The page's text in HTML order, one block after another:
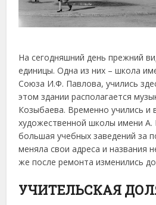
На сегодняшний день прежний
единицы. Одна из них – школа
Союза И.Ф. Павлова, учились
этом здании располагается
Козыбаева. Временно учились и
художественной школы имени
большая учебных заведений за
меняла свои адреса и названия
же после ремонта изменились
УЧИТЕЛЬСКАЯ